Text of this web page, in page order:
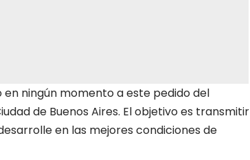
en ningún momento a este pedido del
de Buenos Aires. El objetivo es transmitir
en las mejores condiciones de